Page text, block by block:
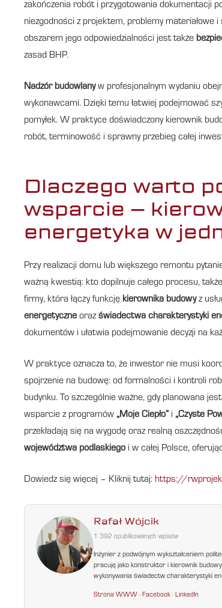
zakończenia robót i przygotowania dokumentacji
niezgodności z projektem, problemy materiałowe
obszarem jego odpowiedzialności jest także
zasad BHP.
Nadzór budowlanyw profesjonalnym wydaniu
wykonawcami. Dzięki temu łatwiej podejmować
pomyłek. W praktyce doświadczony kierownik
robót, terminowość i sprawny przebieg całej
Dlaczego warto
wsparcie –
energetyka w
Przy realizacji domu lub większego remontu
ważną kwestią: kto dopilnuje całego procesu,
firmy, która łączy funkcję kierownika budowyz
energetyczne oraz świadectwa charakterystyki
dokumentów i ułatwia podejmowanie decyzji na
W praktyce oznacza to, że inwestor nie musi
spojrzenie na budowę: od formalności i kontroli
budynku. To szczególnie ważne, gdy planowana
wsparcie z programów „Moje Ciepło” i „Czyste
przekładają się na wygodę oraz realną
województwa podlaskiego i w całej Polsce,
Dowiedz się więcej – Kliknij tutaj: https://
Rafał Wójcik
1 392 opublikowanych wpisów
Inżynier z podwójnym wykształceniem
pracuję jako konstruktor i kierownik
wykonywania świadectw charakterystyki
Strona WWW ·Facebook ·LinkedIn